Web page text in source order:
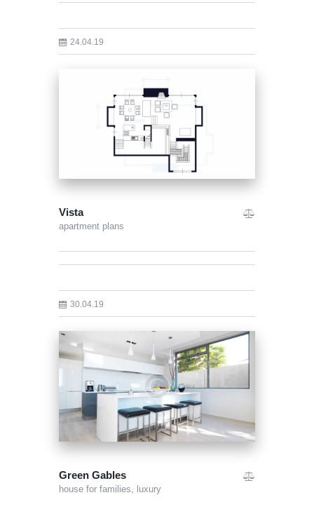
24.04.19
Vista
apartment plans
30.04.19
Green Gables
house for families, luxury